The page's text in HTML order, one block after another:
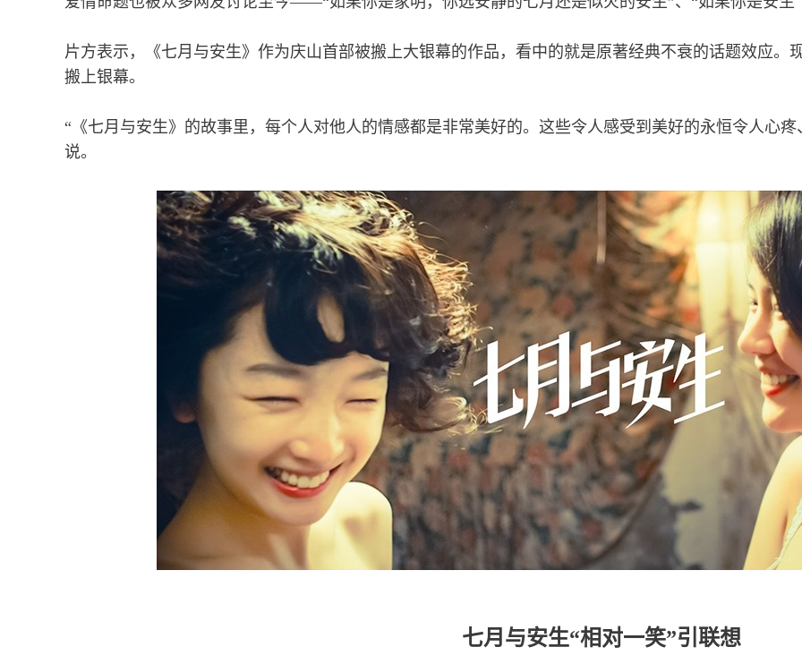
片方表示，《七月与安生》作为庆山首部被搬上大银幕的作品，看中的就是原著经典不衰的话题效应。
搬上银幕。
“《七月与安生》的故事里，每个人对他人的情感都是非常美好的。这些令人感受到美好的永恒令人心
说。
七月与安生“相对一笑”引联想